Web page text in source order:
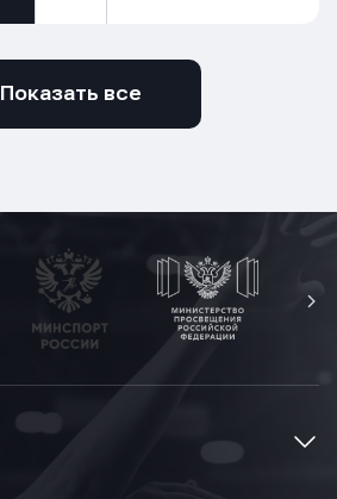
Показать все